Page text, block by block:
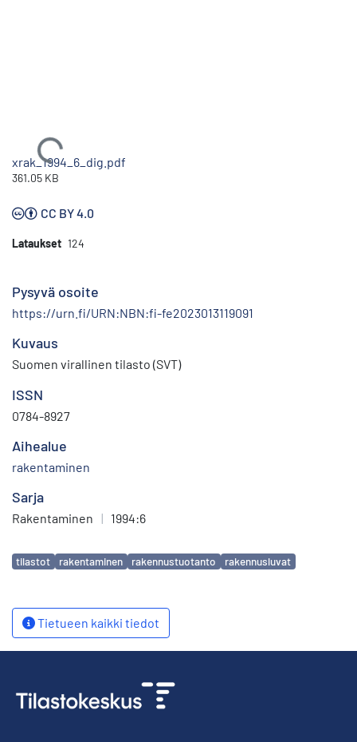
Ladataan...
xrak_1994_6_dig.pdf
361.05 KB
CC BY 4.0
Lataukset 124
Pysyvä osoite
https://urn.fi/URN:NBN:fi-fe2023013119091
Kuvaus
Suomen virallinen tilasto (SVT)
ISSN
0784-8927
Aihealue
rakentaminen
Sarja
Rakentaminen | 1994:6
Avainsanat
tilastot rakentaminen rakennustuotanto rakennusluvat
Tietueen kaikki tiedot